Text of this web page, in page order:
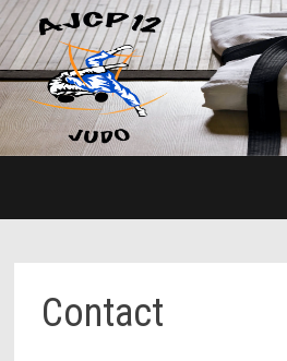
Passer
au
contenu
Contact